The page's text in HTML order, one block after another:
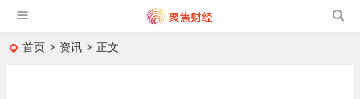
首页 资讯 正文